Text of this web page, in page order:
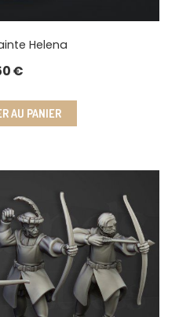
Helena
€
AU PANIER